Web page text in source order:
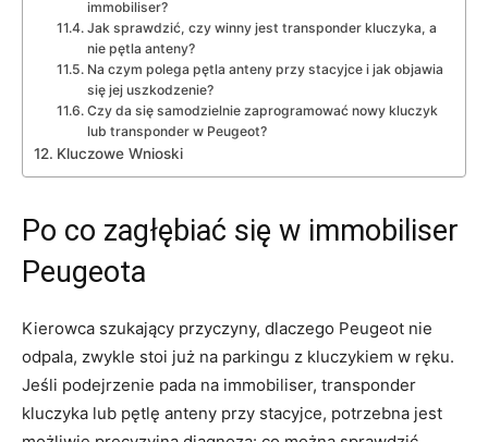
immobiliser?
Jak sprawdzić, czy winny jest transponder kluczyka, a
nie pętla anteny?
Na czym polega pętla anteny przy stacyjce i jak objawia
się jej uszkodzenie?
Czy da się samodzielnie zaprogramować nowy kluczyk
lub transponder w Peugeot?
Kluczowe Wnioski
Po co zagłębiać się w immobiliser
Peugeota
Kierowca szukający przyczyny, dlaczego Peugeot nie
odpala, zwykle stoi już na parkingu z kluczykiem w ręku.
Jeśli podejrzenie pada na immobiliser, transponder
kluczyka lub pętlę anteny przy stacyjce, potrzebna jest